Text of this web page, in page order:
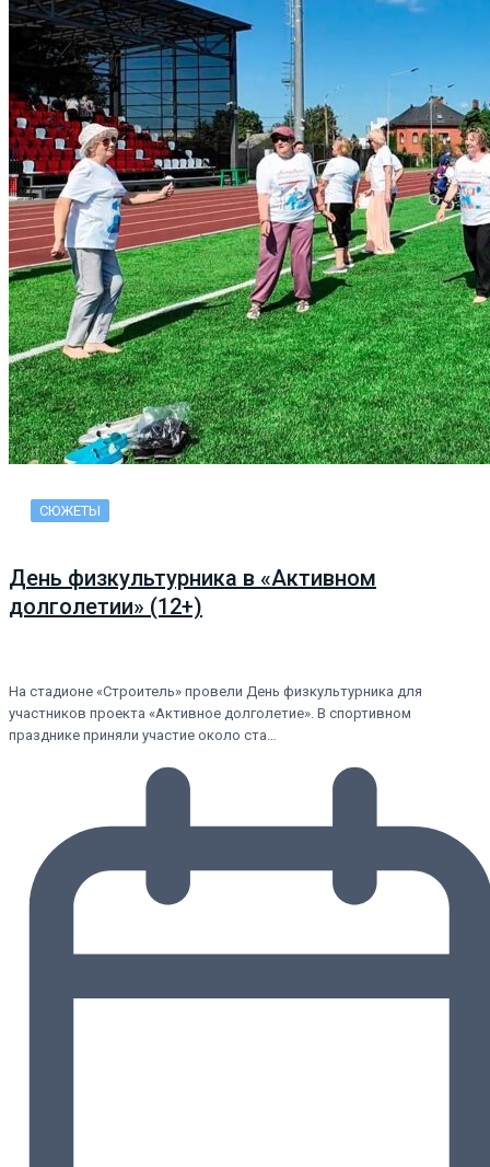
СЮЖЕТЫ
День физкультурника в «Активном
долголетии» (12+)
На стадионе «Строитель» провели День физкультурника для
участников проекта «Активное долголетие». В спортивном
празднике приняли участие около ста…